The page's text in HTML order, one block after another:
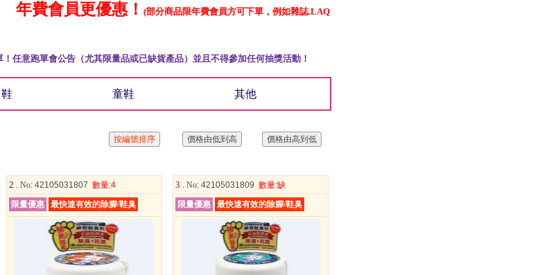
年費會員更優惠！ (部分商品限年費會員方可下單，例如雜誌.LAQ
任意跑單會公告（尤其限量品或已缺貨產品）並且不得參加任何抽獎活動！
童鞋 其他
2 .No: 42105031807 數量:4
限量優惠
最快速有效的除腳/鞋臭
3 . No: 42105031809 數量:缺
限量優惠
最快速有效的除腳/鞋臭